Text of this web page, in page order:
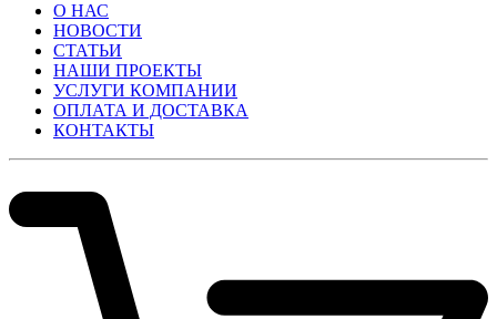
О НАС
НОВОСТИ
СТАТЬИ
НАШИ ПРОЕКТЫ
УСЛУГИ КОМПАНИИ
ОПЛАТА И ДОСТАВКА
КОНТАКТЫ